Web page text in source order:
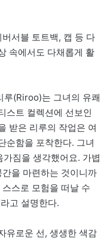
서블 토트백, 캡 등 다
속에서도 다채롭게 활
루(Riroo)는 그녀의 유쾌
스트 컬렉션에 선보인
받은 리루의 작업은 여
순함을 포착한다. 그녀
짐을 생각했어요. 가볍
을 마련하는 것이니까
스로 모험을 떠날 수
고 설명한다.
유로운 선, 생생한 색감